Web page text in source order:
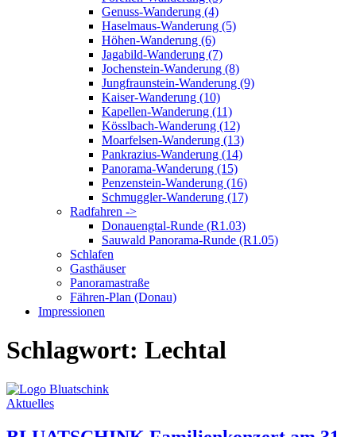
Genuss-Wanderung (4)
Haselmaus-Wanderung (5)
Höhen-Wanderung (6)
Jagabild-Wanderung (7)
Jochenstein-Wanderung (8)
Jungfraunstein-Wanderung (9)
Kaiser-Wanderung (10)
Kapellen-Wanderung (11)
Kösslbach-Wanderung (12)
Moarfelsen-Wanderung (13)
Pankrazius-Wanderung (14)
Panorama-Wanderung (15)
Penzenstein-Wanderung (16)
Schmuggler-Wanderung (17)
Radfahren ->
Donauengtal-Runde (R1.03)
Sauwald Panorama-Runde (R1.05)
Schlafen
Gasthäuser
Panoramastraße
Fähren-Plan (Donau)
Impressionen
Schlagwort: Lechtal
Aktuelles